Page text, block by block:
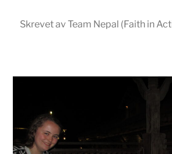
Skrevet av Team Nepal (Faith in